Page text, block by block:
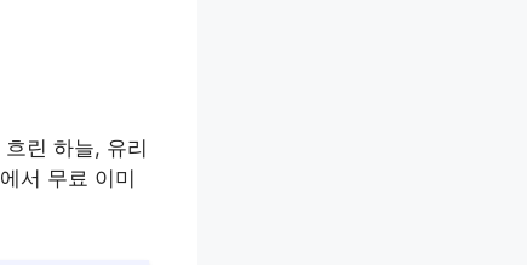
린 하늘, 유리
서 무료 이미